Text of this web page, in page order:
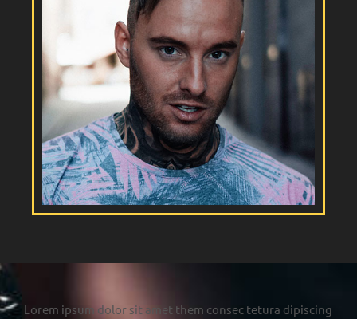
Lorem ipsum dolor sit amet them consec tetura dipiscing